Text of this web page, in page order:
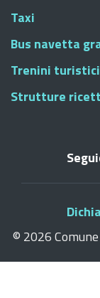
Taxi
Bus navetta
Trenini turistici
Strutture
© 2026